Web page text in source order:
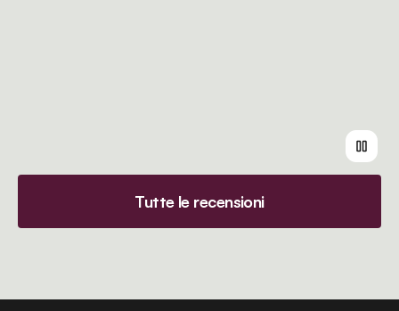
Tutte le recensioni